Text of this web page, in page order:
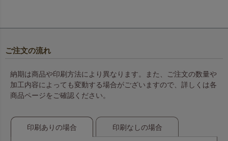
ご注文の流れ
納期は商品や印刷方法により異なります。また、ご注文の数量や
加工内容によっても変動する場合がございますので、詳しくは各
商品ページをご確認ください。
印刷ありの場合 印刷なしの場合